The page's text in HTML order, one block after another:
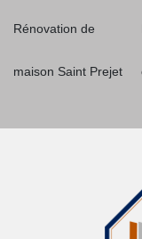
Rénovation de
maison Saint Prejet